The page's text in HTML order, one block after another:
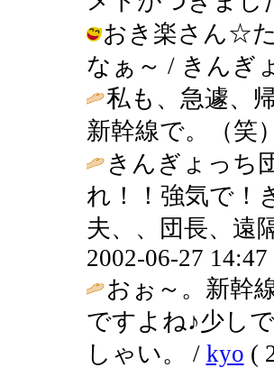
おき楽さん☆
なぁ～ / きんぎ
私も、急遽、
新幹線で。（笑
きんぎょっち
れ！！強気で！
夫、、団長、遠
2002-06-27 14:47
おぉ～。新幹
ですよね♪少し
しゃい。 / kyo (